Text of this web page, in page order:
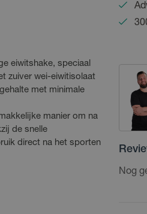
eiwitshake, speciaal
zuiver wei-eiwitisolaat
met minimale
manier om na
de snelle
direct na het sporten
Nog